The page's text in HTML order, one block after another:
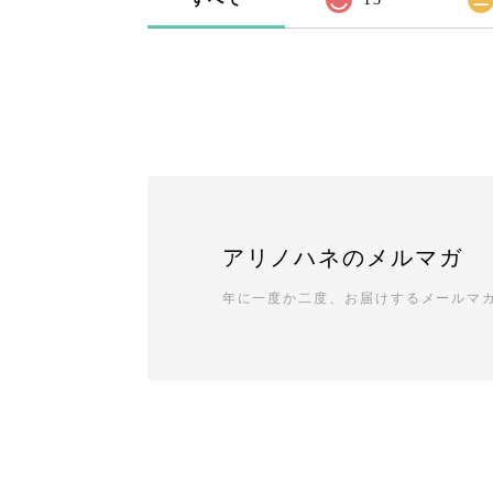
アリノハネのメルマガ
年に一度か二度、お届けするメールマ